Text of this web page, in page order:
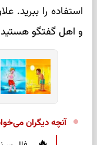
استفاده را
و اهل گفتگو
آنچه دیگران